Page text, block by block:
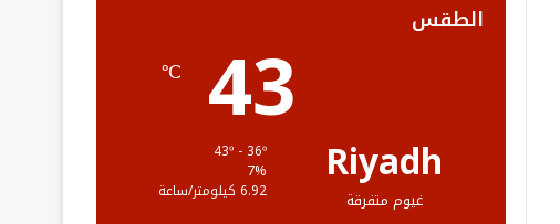
ق
R
الطقس
Riyadh
غيوم متفرقة
43
℃
7%
6.92 كيلومتر/ساعة